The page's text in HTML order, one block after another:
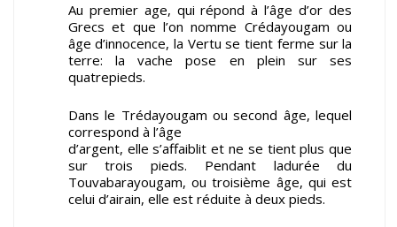
Au premier age, qui répond à l’âge d’or des
Grecs et que l’on nomme Crédayougam ou
âge d’innocence, la Vertu se tient ferme sur la
terre: la vache pose en plein sur ses
quatrepieds.
Dans le Trédayougam ou second âge, lequel
correspond à l’âge
d’argent, elle s’affaiblit et ne se tient plus que
sur trois pieds. Pendant ladurée du
Touvabarayougam, ou troisième âge, qui est
celui d’airain, elle est réduite à deux pieds.